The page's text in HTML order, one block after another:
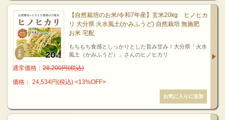
【自然栽培のお米/令和7年産】玄米20kg ヒノヒカ
リ 大分県 火水風土(かみふうど) 自然栽培 無施肥
お米 宅配
もちもち食感としっかりとした旨み甘み！大分県「火水
風土（かみふうど）」さんのヒノヒカリ
通常価格： 28,200円(税込)
価格： 24,534円(税込) <13%OFF>